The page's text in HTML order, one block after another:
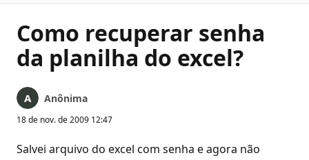
Como recuperar senha
da planilha do excel?
Anônima
18 de nov. de 2009 12:47
Salvei arquivo do excel com senha e agora não